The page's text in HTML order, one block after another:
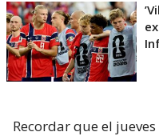
Recordar que el